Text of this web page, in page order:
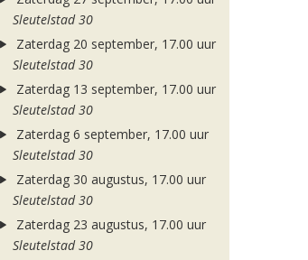
Sleutelstad 30
Zaterdag 20 september, 17.00 uur
Sleutelstad 30
Zaterdag 13 september, 17.00 uur
Sleutelstad 30
Zaterdag 6 september, 17.00 uur
Sleutelstad 30
Zaterdag 30 augustus, 17.00 uur
Sleutelstad 30
Zaterdag 23 augustus, 17.00 uur
Sleutelstad 30